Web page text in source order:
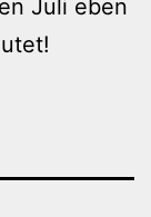
Juli eben